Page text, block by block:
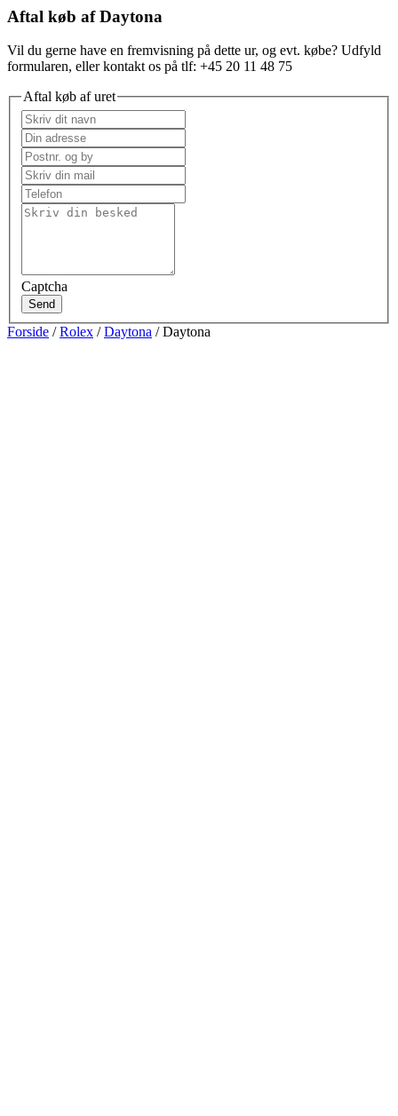
Aftal køb af Daytona
Vil du gerne have en fremvisning på dette ur, og evt. købe? Udfyld
formularen, eller kontakt os på tlf: +45 20 11 48 75
Aftal køb af uret
Captcha
Send
Forside /Rolex /Daytona / Daytona